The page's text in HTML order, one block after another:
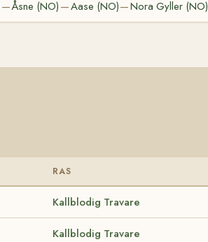
—Åsne (NO) —Aase (NO)—Nora Gyller (NO)
RAS
Kallblodig Travare
Kallblodig Travare